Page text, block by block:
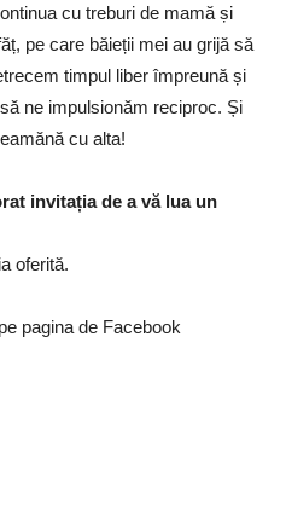
cu treburi de mamă și
pe care băieții mei au grijă să
timpul liber împreună și
ne impulsionăm reciproc. Și
ă cu alta!
invitația de a vă lua un
oferită.
pagina de Facebook